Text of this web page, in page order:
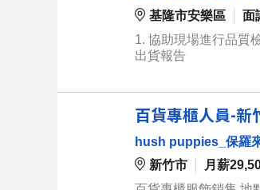
基隆市安樂區
面
1. 協助現場進行品質
出貨報告
百貨專櫃人員-
hush puppies_保羅
新竹市
月薪